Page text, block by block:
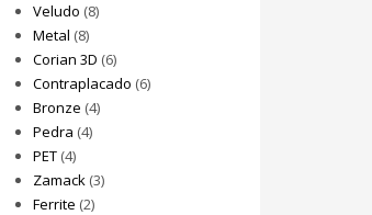
Veludo (8)
Metal (8)
Corian 3D (6)
Contraplacado (6)
Bronze (4)
Pedra (4)
PET(4)
Zamack(3)
Ferrite (2)